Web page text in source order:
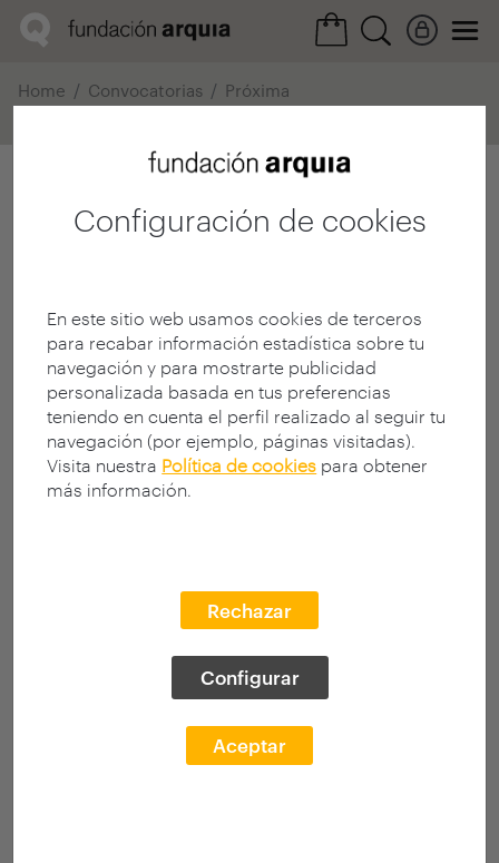
Configuración de cookies
En este sitio web usamos cookies de terceros
para recabar información estadística sobre tu
navegación y para mostrarte publicidad
personalizada basada en tus preferencias
teniendo en cuenta el perfil realizado al seguir tu
navegación (por ejemplo, páginas visitadas).
Visita nuestra Política de cookies para obtener
más información.
Rechazar
Configurar
Aceptar
Home Convocatorias
Próxima